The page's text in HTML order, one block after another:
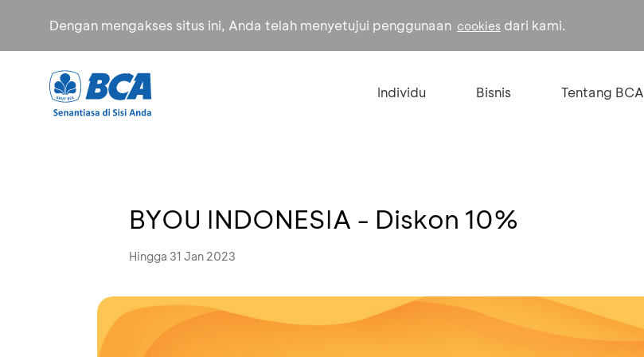
Dengan mengakses situs ini, Anda telah menyetujui penggunaan cookies dari kami.
Individu Bisnis Tentang BCA
BYOU INDONESIA - Diskon 10%
Hingga 31 Jan 2023